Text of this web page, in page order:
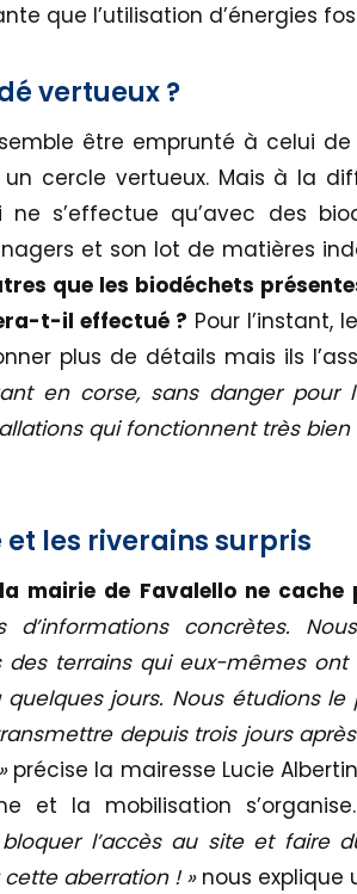
que l’utilisation d’énergies
vertueux ?
être emprunté à celui
cercle vertueux. Mais à la
ne s’effectue qu’avec des
et son lot de matières
que les biodéchets
t-il effectué ? Pour l’instant,
plus de détails mais ils
en corse, sans danger pour
qui fonctionnent très bien
et les riverains surpris
la mairie de Favalello ne cache
d’informations concrètes.
des terrains qui eux-mêmes
jours. Nous étudions
depuis trois jours
précise la mairesse Lucie
et la mobilisation s’organise.
bloquer l’accès au site et faire
aberration ! » nous explique